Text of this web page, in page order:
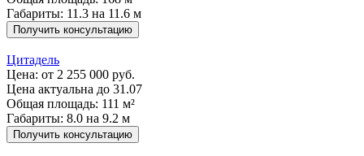
Габариты: 11.3 на 11.6 м
Получить консультацию
Цитадель
Цена: от 2 255 000 руб.
Цена актуальна до 31.07
Общая площадь: 111 м²
Габариты: 8.0 на 9.2 м
Получить консультацию